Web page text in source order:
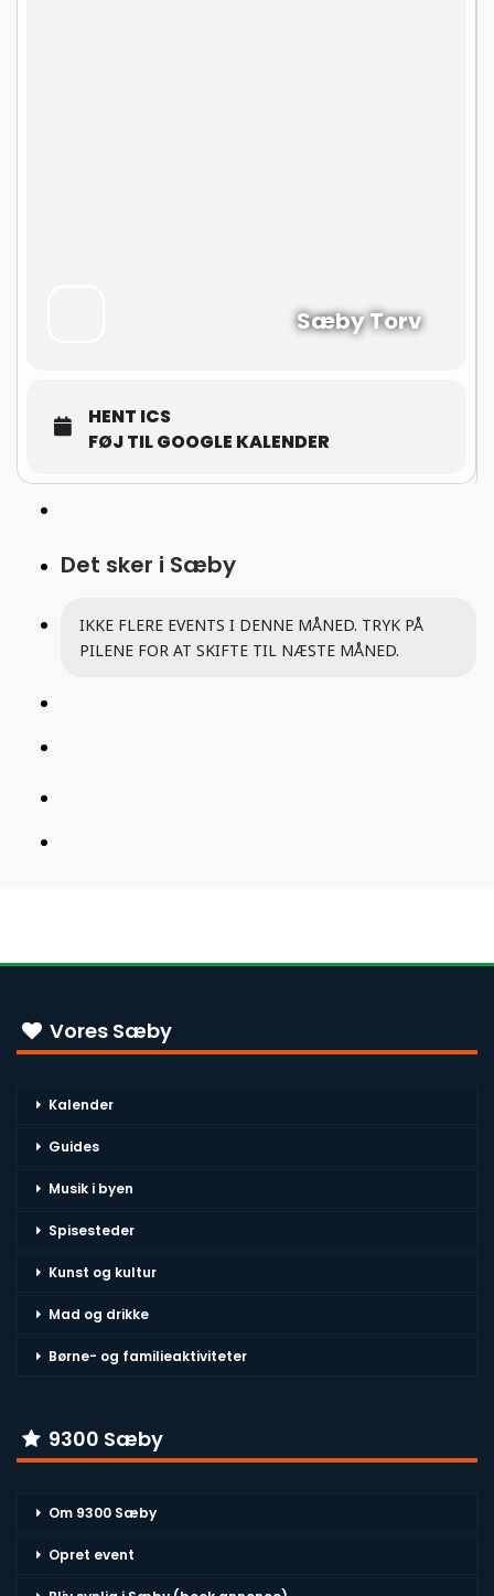
Sæby Torv
HENT ICS
FØJ TIL GOOGLE KALENDER
Det sker i Sæby
IKKE FLERE EVENTS I DENNE MÅNED. TRYK PÅ
PILENE FOR AT SKIFTE TIL NÆSTE MÅNED.
Vores Sæby
Kalender
Guides
Musik i byen
Spisesteder
Kunst og kultur
Mad og drikke
Børne- og familieaktiviteter
9300 Sæby
Om 9300 Sæby
Opret event